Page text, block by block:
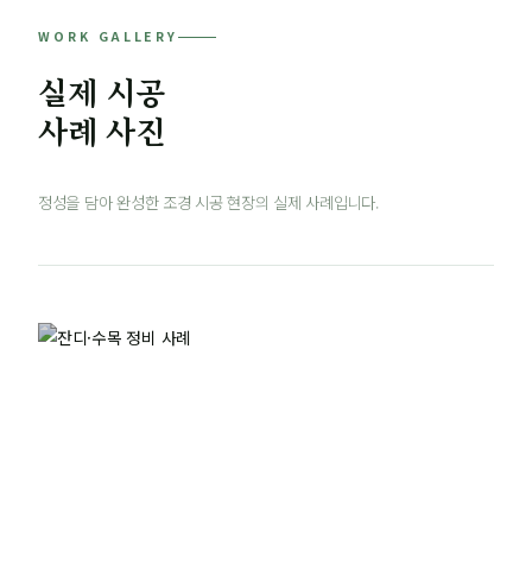
WORK GALLERY
실제 시공
사례 사진
정성을 담아 완성한 조경 시공 현장의 실제 사례입니다.